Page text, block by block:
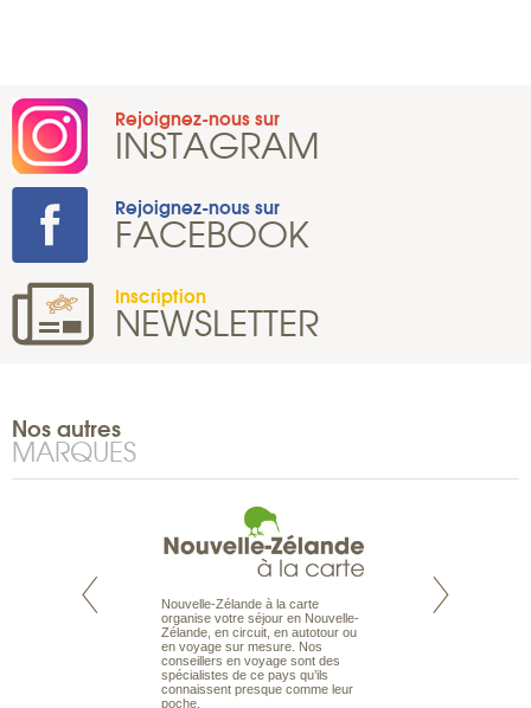
Rejoignez-nous sur
INSTAGRAM
Rejoignez-nous sur
FACEBOOK
Inscription
NEWSLETTER
Nos autres
MARQUES
est le spécialiste
Nouvelle-Zélande à la carte
organise votre séjour en Nouvelle-
Zélande, en circuit, en autotour ou
en voyage sur mesure. Nos
conseillers en voyage sont des
spécialistes de ce pays qu’ils
connaissent presque comme leur
poche.
Notre site